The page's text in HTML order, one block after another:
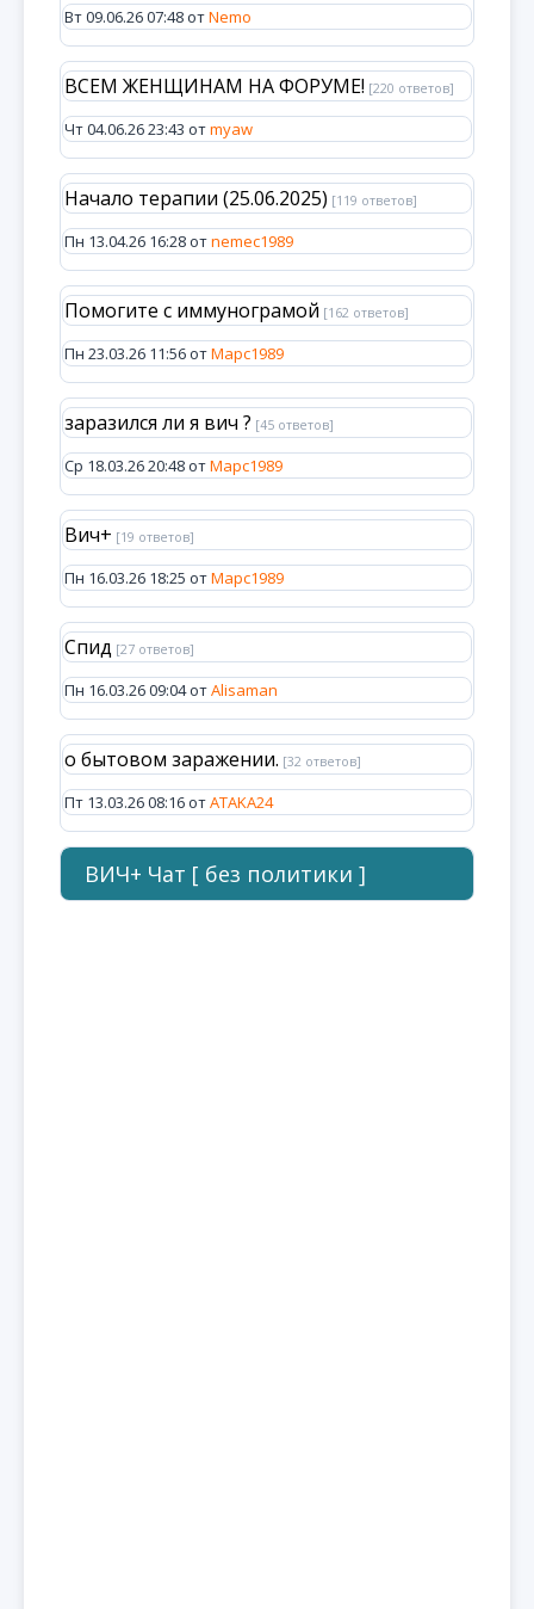
Вт 09.06.26 07:48 отNemo
ВСЕМ ЖЕНЩИНАМ НА ФОРУМЕ! [220 ответов]
Чт 04.06.26 23:43 отmyaw
Начало терапии (25.06.2025) [119 ответов]
Пн 13.04.26 16:28 отnemec1989
Помогите с иммунограмой [162 ответов]
Пн 23.03.26 11:56 отМарс1989
заразился ли я вич ? [45 ответов]
Ср 18.03.26 20:48 отМарс1989
Вич+ [19 ответов]
Пн 16.03.26 18:25 отМарс1989
Спид [27 ответов]
Пн 16.03.26 09:04 отAlisaman
о бытовом заражении. [32 ответов]
Пт 13.03.26 08:16 отATAKA24
ВИЧ+ Чат [ без политики ]